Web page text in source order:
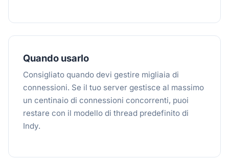
Quando usarlo
Consigliato quando devi gestire migliaia di
connessioni. Se il tuo server gestisce al massimo
un centinaio di connessioni concorrenti, puoi
restare con il modello di thread predefinito di
Indy.